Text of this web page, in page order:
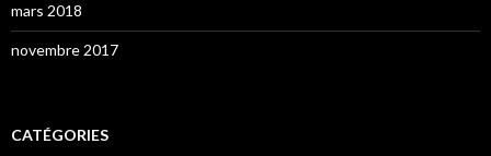
mars 2018
novembre 2017
CATÉGORIES